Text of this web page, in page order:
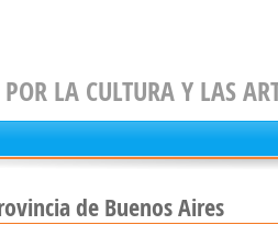
POR LA CULTURA Y LAS
de Buenos Aires